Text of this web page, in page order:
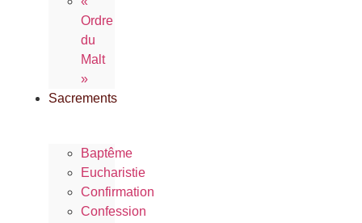
Ordre
du
Malt
»
Sacrements
Baptême
Eucharistie
Confirmation
Confession